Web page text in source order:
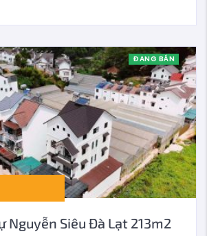
ĐANG BÁN
Nguyễn Siêu Đà Lạt 213m2